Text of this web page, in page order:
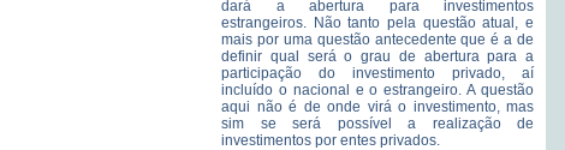
dará a abertura para investimentos
estrangeiros. Não tanto pela questão atual, e
mais por uma questão antecedente que é a de
definir qual será o grau de abertura para a
participação do investimento privado, aí
incluído o nacional e o estrangeiro. A questão
aqui não é de onde virá o investimento, mas
sim se será possível a realização de
investimentos por entes privados.